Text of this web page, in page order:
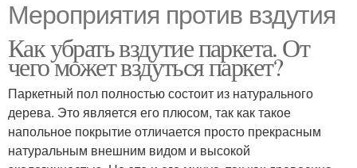
Мероприятия против вздутия
Как убрать вздутие паркета. От
чего может вздуться паркет?
Паркетный пол полностью состоит из натурального
дерева. Это является его плюсом, так как такое
напольное покрытие отличается просто прекрасным
натуральным внешним видом и высокой